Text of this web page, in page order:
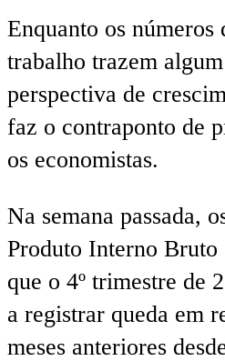
Enquanto os números
trabalho trazem
perspectiva de
faz o contraponto de
os economistas.
Na semana passada,
Produto Interno
que o 4º trimestre de
a registrar queda em
meses anteriores